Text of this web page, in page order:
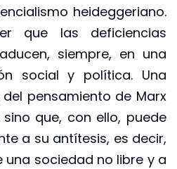
heideggeriano.
que las deficiencias
siempre, en una
social y política. Una
pensamiento de Marx
que, con ello, puede
a su antítesis, es decir,
sociedad no libre y a